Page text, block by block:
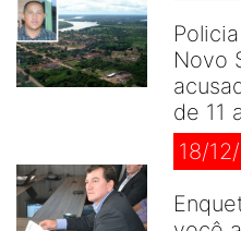
Novo
de 11
18/